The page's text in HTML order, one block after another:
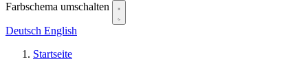
Farbschema umschalten
Deutsch English
Startseite